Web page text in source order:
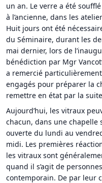
un an. Le verre a été
à l’ancienne, dans les
Huit jours ont été
du Séminaire, durant les
mai dernier, lors de
bénédiction par Mgr
a remercié
engagés pour préparer la
remettre en état par la
Aujourd’hui, les vitraux
chacun, dans une chapelle
ouverte du lundi au
midi. Les premières
les vitraux sont
quand il s’agit de
contemporain. De par leur